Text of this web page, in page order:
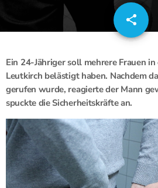
share
email
Ein 24-Jähriger soll mehrere Frauen
Leutkirch belästigt haben. Nachdem
gerufen wurde, reagierte der Mann
spuckte die Sicherheitskräfte an.